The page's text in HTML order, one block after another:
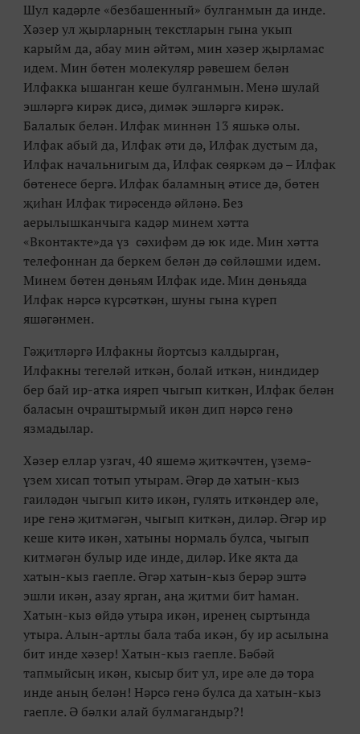
Шул кадәрле «безбашенный» булганмын да инде.
Хәзер ул җырларның текстларын гына укып
карыйм да, абау мин әйтәм, мин хәзер җырламас
идем. Мин бөтен молекуляр рәвешем белән
Илфакка ышанган кеше булганмын. Менә шулай
эшләргә кирәк дисә, димәк эшләргә кирәк.
Балалык белән. Илфак миннән 13 яшькә олы.
Илфак абый да, Илфак әти дә, Илфак дустым да,
Илфак начальнигым да, Илфак сөяркәм дә – Илфак
бөтенесе бергә. Илфак баламның әтисе дә, бөтен
җиһан Илфак тирәсендә әйләнә. Без
аерылышканчыга кадәр минем хәтта
«Вконтакте»да үз сәхифәм дә юк иде. Мин хәтта
телефоннан да беркем белән дә сөйләшми идем.
Минем бөтен дөньям Илфак иде. Мин дөньяда
Илфак нәрсә күрсәткән, шуны гына күреп
яшәгәнмен.
Гәҗитләргә Илфакны йортсыз калдырган,
Илфакны тегеләй иткән, болай иткән, ниндидер
бер бай ир-атка ияреп чыгып киткән, Илфак белән
баласын очраштырмый икән дип нәрсә генә
язмадылар.
Хәзер еллар узгач, 40 яшемә җиткәчтен, үземә-
үзем хисап тотып утырам. Әгәр дә хатын-кыз
гаиләдән чыгып китә икән, гулять иткәндер әле,
ире генә җитмәгән, чыгып киткән, диләр. Әгәр ир
кеше китә икән, хатыны нормаль булса, чыгып
китмәгән булыр иде инде, диләр. Ике якта да
хатын-кыз гаепле. Әгәр хатын-кыз берәр эштә
эшли икән, азау ярган, аңа җитми бит һаман.
Хатын-кыз өйдә утыра икән, иренең сыртында
утыра. Алын-артлы бала таба икән, бу ир асылына
бит инде хәзер! Хатын-кыз гаепле. Бәбәй
тапмыйсың икән, кысыр бит ул, ире әле дә тора
инде аның белән! Нәрсә генә булса да хатын-кыз
гаепле. Ә бәлки алай булмагандыр?!